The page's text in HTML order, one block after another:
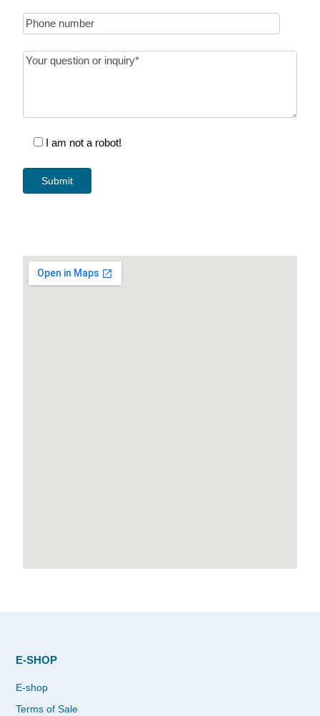
I am not a robot!
E-SHOP
E-shop
Terms of Sale